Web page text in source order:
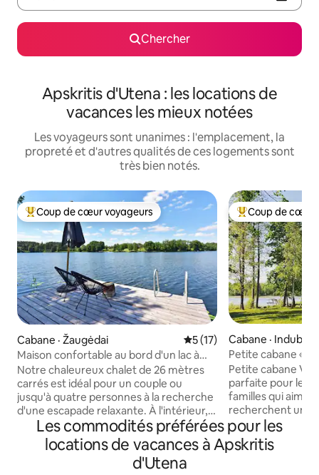
Chercher
Apskritis d'Utena : les locations de
vacances les mieux notées
Les voyageurs sont unanimes : l'emplacement, la
propreté et d'autres qualités de ces logements sont
très bien notés.
Coup de cœur voyageurs parmi les plus aimés
Coup de cœur voyageurs
Cabane · Žaugėdai Note moyenne de 5 sur 5,
5 (17)
Maison confortable au bord d'un lac à
Smilga
Notre chaleureux chalet de 26 mètres
carrés est idéal pour un couple ou
jusqu'à quatre personnes à la recherche
d'une escapade relaxante. À l'intérieur,
vous trouverez une cuisinette, un coin
repas, un lit double, des lits
supplémentaires et une salle de bain
avec douche. Le climatiseur permet de
Coup de cœur
Coup de cœur
Cabane ·
Petite cabane «
écologique
Petite cabane
parfaite pour les
familles qui
recherchent une
chalet dispose
simple, d'une
cuisine. « Vasara
Les commodités préférées pour les
locations de vacances à Apskritis
d'Utena